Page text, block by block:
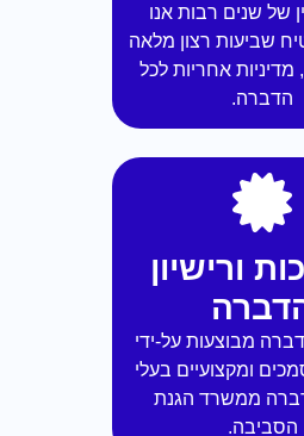
של שנים רבות אנו
שביעות רצון מלאה
מדיניות אחריות לכל
הדברה.
ורישיון
מבוצעות על-ידי
ומקצועיים בעלי
ממשרד הגנת
הסביבה.